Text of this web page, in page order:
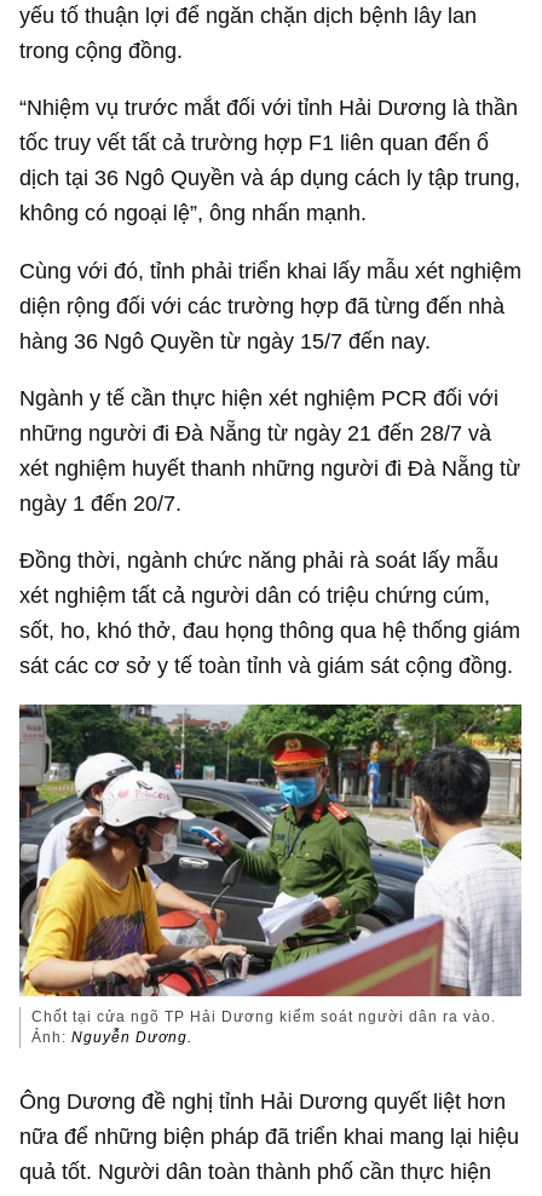
yếu tố thuận lợi để ngăn chặn dịch bệnh lây lan
trong cộng đồng.
“Nhiệm vụ trước mắt đối với tỉnh Hải Dương là thần
tốc truy vết tất cả trường hợp F1 liên quan đến ổ
dịch tại 36 Ngô Quyền và áp dụng cách ly tập trung,
không có ngoại lệ”, ông nhấn mạnh.
Cùng với đó, tỉnh phải triển khai lấy mẫu xét nghiệm
diện rộng đối với các trường hợp đã từng đến nhà
hàng 36 Ngô Quyền từ ngày 15/7 đến nay.
Ngành y tế cần thực hiện xét nghiệm PCR đối với
những người đi Đà Nẵng từ ngày 21 đến 28/7 và
xét nghiệm huyết thanh những người đi Đà Nẵng từ
ngày 1 đến 20/7.
Đồng thời, ngành chức năng phải rà soát lấy mẫu
xét nghiệm tất cả người dân có triệu chứng cúm,
sốt, ho, khó thở, đau họng thông qua hệ thống giám
sát các cơ sở y tế toàn tỉnh và giám sát cộng đồng.
Chốt tại cửa ngõ TP Hải Dương kiểm soát người dân ra vào.
Ảnh:Nguyễn Dương.
Ông Dương đề nghị tỉnh Hải Dương quyết liệt hơn
nữa để những biện pháp đã triển khai mang lại hiệu
quả tốt. Người dân toàn thành phố cần thực hiện